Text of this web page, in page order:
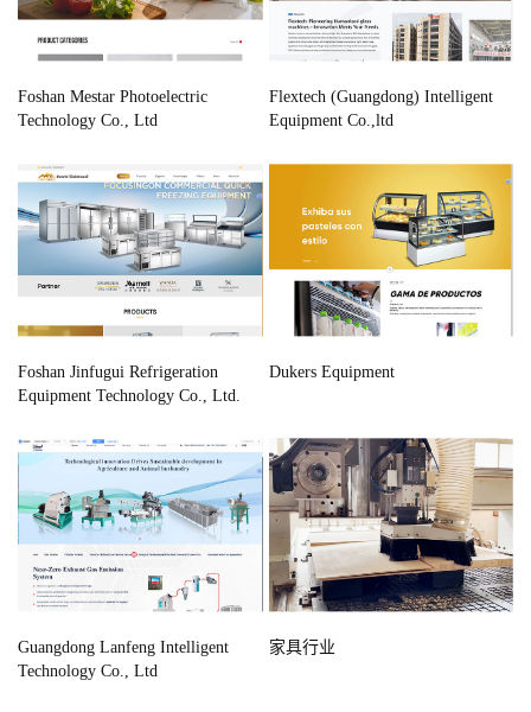
Foshan Mestar Photoelectric
Technology Co., Ltd
Flextech (Guangdong) Intelligent
Equipment Co.,ltd
Foshan Jinfugui Refrigeration
Equipment Technology Co., Ltd.
Dukers Equipment
Guangdong Lanfeng Intelligent
Technology Co., Ltd
家具行业